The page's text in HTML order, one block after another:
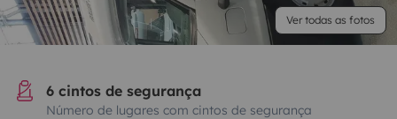
Ver todas as fotos
6 cintos de segurança
Número de lugares com cintos de segurança